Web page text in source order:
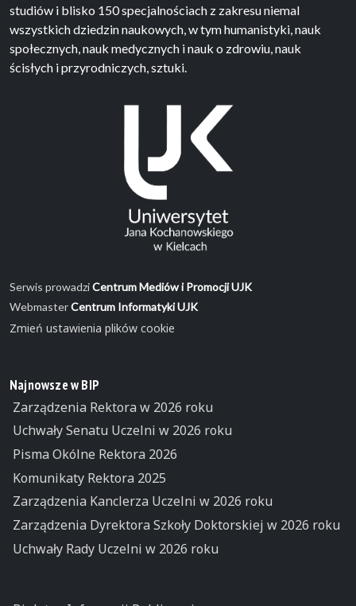
studiów i blisko 150 specjalnościach z zakresu niemal
wszystkich dziedzin naukowych, w tym humanistyki, nauk
społecznych, nauk medycznych i nauk o zdrowiu, nauk
ścisłych i przyrodniczych, sztuki.
Serwis prowadziCentrum Mediów i Promocji UJK
WebmasterCentrum Informatyki UJK
Zmień ustawienia plików cookie
Najnowsze w BIP
Zarządzenia Rektora w 2026 roku
Uchwały Senatu Uczelni w 2026 roku
Pisma Okólne Rektora 2026
Komunikaty Rektora 2025
Zarządzenia Kanclerza Uczelni w 2026 roku
Zarządzenia Dyrektora Szkoły Doktorskiej w 2026 roku
Uchwały Rady Uczelni w 2026 roku